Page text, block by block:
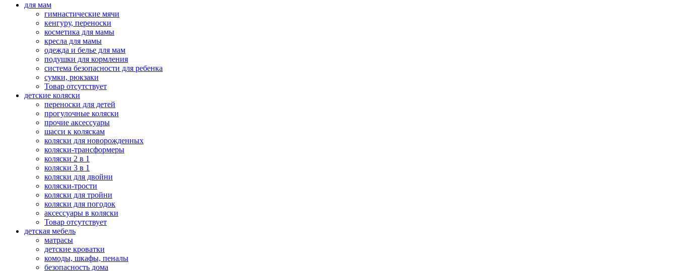
для мам
гимнастические мячи
кенгуру, переноски
косметика для мамы
кресла для мамы
одежда и белье для мам
подушки для кормления
система безопасности для ребенка
сумки, рюкзаки
Товар отсутствует
детские коляски
переноски для детей
прогулочные коляски
прочие аксессуары
шасси к коляскам
коляски для новорожденных
коляски-трансформеры
коляски 2 в 1
коляски 3 в 1
коляски для двойни
коляски-трости
коляски для тройни
коляски для погодок
аксессуары в коляски
Товар отсутствует
детская мебель
матрасы
детские кроватки
комоды, шкафы, пеналы
безопасность дома